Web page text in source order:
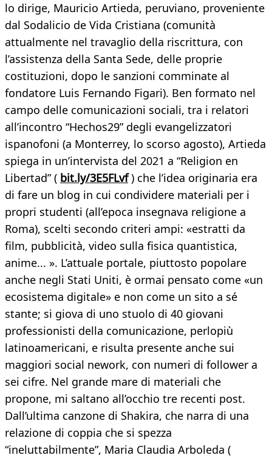
lo dirige, Mauricio Artieda, peruviano, proveniente
dal Sodalicio de Vida Cristiana (comunità
attualmente nel travaglio della riscrittura, con
l’assistenza della Santa Sede, delle proprie
costituzioni, dopo le sanzioni comminate al
fondatore Luis Fernando Figari). Ben formato nel
campo delle comunicazioni sociali, tra i relatori
all’incontro “Hechos29” degli evangelizzatori
ispanofoni (a Monterrey, lo scorso agosto), Artieda
spiega in un’intervista del 2021 a “Religion en
Libertad” ( bit.ly/3E5FLvf) che l’idea originaria era
di fare un blog in cui condividere materiali per i
propri studenti (all’epoca insegnava religione a
Roma), scelti secondo criteri ampi: «estratti da
film, pubblicità, video sulla fisica quantistica,
anime... ». L’attuale portale, piuttosto popolare
anche negli Stati Uniti, è ormai pensato come «un
ecosistema digitale» e non come un sito a sé
stante; si giova di uno stuolo di 40 giovani
professionisti della comunicazione, perlopiù
latinoamericani, e risulta presente anche sui
maggiori social nework, con numeri di follower a
sei cifre. Nel grande mare di materiali che
propone, mi saltano all’occhio tre recenti post.
Dall’ultima canzone di Shakira, che narra di una
relazione di coppia che si spezza
“ineluttabilmente”, Maria Claudia Arboleda (